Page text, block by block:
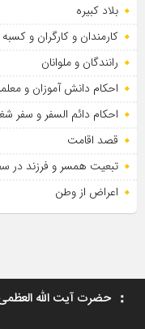
بلاد کبیره
کارمندان و کارگران و کسبه
رانندگان و ملوانان
احکام دانش آموزان و
احکام دائم السفر و سفر
قصد اقامت
تبعیت همسر و فرزند در
اعراض از وطن
حضرت آیت الله